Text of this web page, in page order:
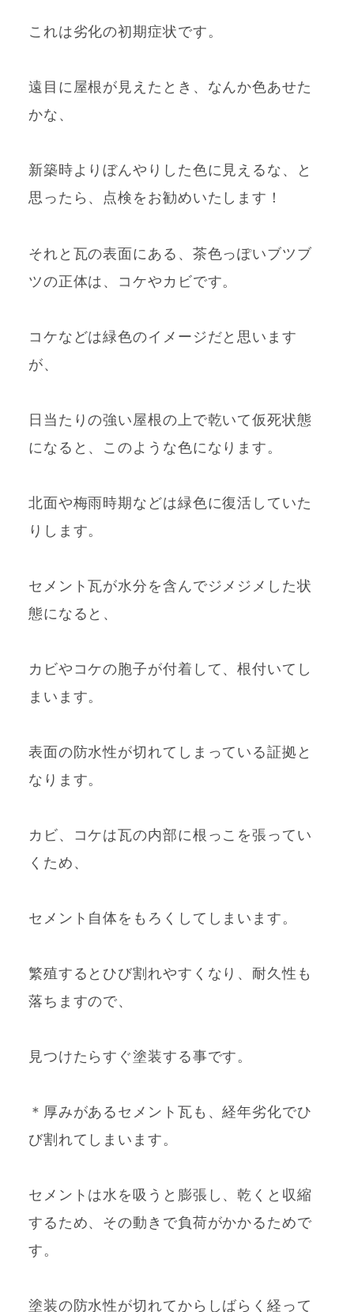
これは劣化の初期症状です。
遠目に屋根が見えたとき、なんか色あせた
かな、
新築時よりぼんやりした色に見えるな、と
思ったら、点検をお勧めいたします！
それと 瓦の表面にある、茶色っぽいブツブ
ツの正体は、コケやカビです。
コケなどは緑色のイメージだと思います
が、
日当たりの強い屋根の上で乾いて仮死状態
になると、このような色になります。
北面や梅雨時期などは緑色に復活していた
りします。
セメント瓦が水分を含んでジメジメした状
態になると、
カビやコケの胞子が付着して、根付いてし
まいます。
表面の防水性が切れてしまっている証拠と
なります。
カビ、コケは瓦の内部に根っこを張ってい
くため、
セメント自体をもろくしてしまいます。
繁殖するとひび割れやすくなり、耐久性も
落ちますので、
見つけたらすぐ塗装する事です。
＊厚みがあるセメント瓦も、経年劣化でひ
び割れてしまいます。
セメントは水を吸うと膨張し、乾くと収縮
するため、その動きで負荷がかかるためで
す。
塗装の防水性が切れてからしばらく経って